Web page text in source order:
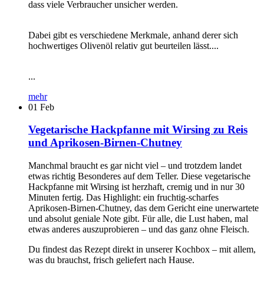
dass viele Verbraucher unsicher werden.
Dabei gibt es verschiedene Merkmale, anhand derer sich
hochwertiges Olivenöl relativ gut beurteilen lässt....
...
mehr
01 Feb
Vegetarische Hackpfanne mit Wirsing zu Reis
und Aprikosen-Birnen-Chutney
Manchmal braucht es gar nicht viel – und trotzdem landet
etwas richtig Besonderes auf dem Teller. Diese vegetarische
Hackpfanne mit Wirsing ist herzhaft, cremig und in nur 30
Minuten fertig. Das Highlight: ein fruchtig-scharfes
Aprikosen-Birnen-Chutney, das dem Gericht eine unerwartete
und absolut geniale Note gibt. Für alle, die Lust haben, mal
etwas anderes auszuprobieren – und das ganz ohne Fleisch.
Du findest das Rezept direkt in unserer Kochbox – mit allem,
was du brauchst, frisch geliefert nach Hause.